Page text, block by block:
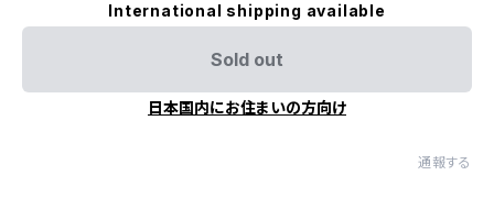
International shipping available
Sold out
日本国内にお住まいの方向け
通報する